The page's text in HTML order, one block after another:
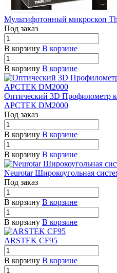
Мультифотонный микроскоп
Под заказ
В корзину В корзине
В корзину В корзине
Оптический 3D Профилометр
АРСТЕК DM2000
Под заказ
В корзину В корзине
В корзину В корзине
Neurotar Широкоугольная
Под заказ
В корзину В корзине
В корзину В корзине
ARSTEK CF95
В корзину В корзине